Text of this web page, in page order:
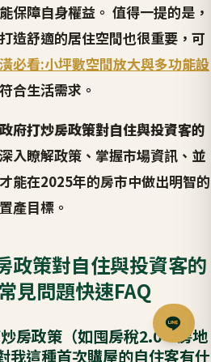
保障自身權益。 值得一提的是，
造舒適的居住空間也很重要，可
必看:小坪數空間放大與多功能設
合生活需求。
政府打炒房政策對自住與投資客的
入瞭解政策、掌握市場資訊、並
能在2025年的房市中做出明智的
產目標。
政策對自住與投資客的
見問題快速FAQ
房政策（如囤房稅2.0、房地
我這種首次購屋的自住客有什